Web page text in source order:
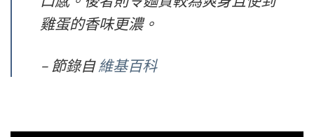
雞蛋的香味更濃。
– 節錄自 維基百科